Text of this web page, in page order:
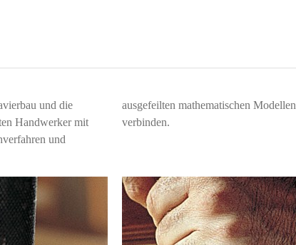
und die
Handwerker mit
und
ausgefeilten mathematischen Modellen
verbinden.